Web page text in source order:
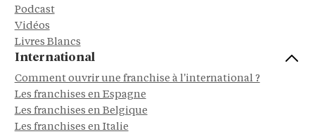
Podcast
Vidéos
Livres Blancs
International
Comment ouvrir une franchise à l'international ?
Les franchises en Espagne
Les franchises en Belgique
Les franchises en Italie